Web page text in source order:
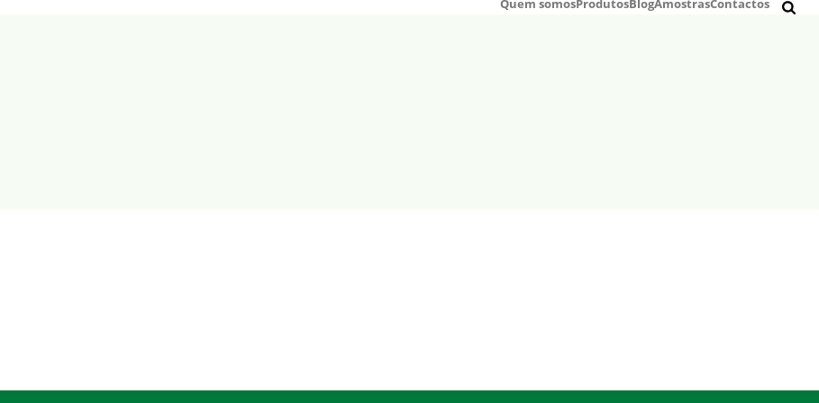
Quem somosProdutosBlogAmostrasContactos